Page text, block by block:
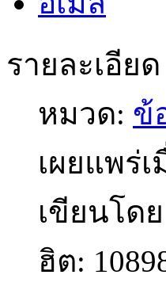
รายละเอียด
หมวด: ข้
เผยแพร่
เขียนโดย
ฮิต: